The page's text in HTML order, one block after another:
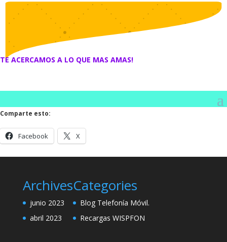
TE ACERCAMOS A LO QUE MAS AMAS!
Comparte esto:
Facebook X
Archives
junio 2023
abril 2023
Categories
Blog Telefonía Móvil.
Recargas WISPFON